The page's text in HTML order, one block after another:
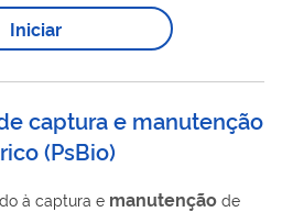
à ANAC a realização do serviço
para a execução do serviço, de
Iniciar
captura e manutenção
(PsBio)
à captura e manutenção de